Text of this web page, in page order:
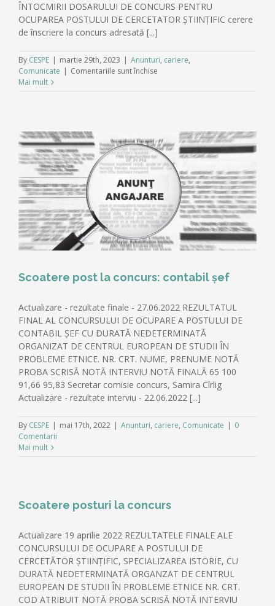
ÎNTOCMIRII DOSARULUI DE CONCURS PENTRU
OCUPAREA POSTULUI DE CERCETATOR ŞTIINŢIFIC cerere
de înscriere la concurs adresată [...]
By CESPE | martie 29th, 2023 | Anunturi, cariere,
Comunicate | Comentariile sunt închise
științific
Mai mult
Scoatere post la concurs: contabil șef
Actualizare - rezultate finale - 27.06.2022 REZULTATUL
FINAL AL CONCURSULUI DE OCUPARE A POSTULUI DE
CONTABIL ȘEF CU DURATĂ NEDETERMINATĂ
ORGANIZAT DE CENTRUL EUROPEAN DE STUDII ÎN
PROBLEME ETNICE. NR. CRT. NUME, PRENUME NOTĂ
PROBA SCRISĂ NOTĂ INTERVIU NOTĂ FINALĂ 65 100
91,66 95,83 Secretar comisie concurs, Samira Cîrlig
Actualizare - rezultate interviu - 22.06.2022 [...]
By CESPE | mai 17th, 2022 | Anunturi, cariere, Comunicate | 0
Comentarii
Mai mult
Scoatere posturi la concurs
Actualizare 19 aprilie 2022 REZULTATELE FINALE ALE
CONCURSULUI DE OCUPARE A POSTULUI DE
CERCETĂTOR ȘTIINȚIFIC, SPECIALIZAREA ISTORIE, CU
DURATĂ NEDETERMINATĂ ORGANZAT DE CENTRUL
EUROPEAN DE STUDII ÎN PROBLEME ETNICE NR. CRT.
COD ATRIBUIT NOTĂ PROBA SCRISĂ NOTĂ INTERVIU